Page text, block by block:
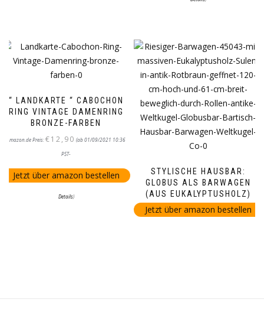
“ LANDKARTE “ CABOCHON
RING VINTAGE DAMENRING
BRONZE-FARBEN
Amazon.de Preis:€12,90 (ab 01/09/2021 10:36
PST-
Jetzt über amazon bestellen
Details)
STYLISCHE HAUSBAR:
GLOBUS ALS BARWAGEN
(AUS EUKALYPTUSHOLZ)
Jetzt über amazon bestellen